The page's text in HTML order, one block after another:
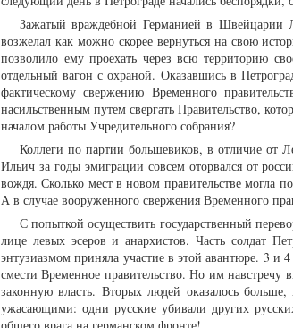
Зажатый враждебной Германией в Швейцарии
возжелал как можно скорее вернуться на свою
позволило ему проехать через всю территорию
отдельный вагон с охраной. Оказавшись в
фактическому свержению Временного
насильственным путем свергать Правительство,
началом работы Учредительного собрания?
Коллеги по партии большевиков, в отличие от
Ильич за годы эмиграции совсем оторвался от
вождя. Сколько мест в новом правительстве могла
А в случае вооруженного свержения Временного
С попыткой осуществить государственный
лице левых эсеров и анархистов. Часть солдат
энтузиазмом приняла участие в этой авантюре. 3
смести Временное правительство. Но им
законную власть. Вторых людей оказалось
ужасающими: одни русские убивали других